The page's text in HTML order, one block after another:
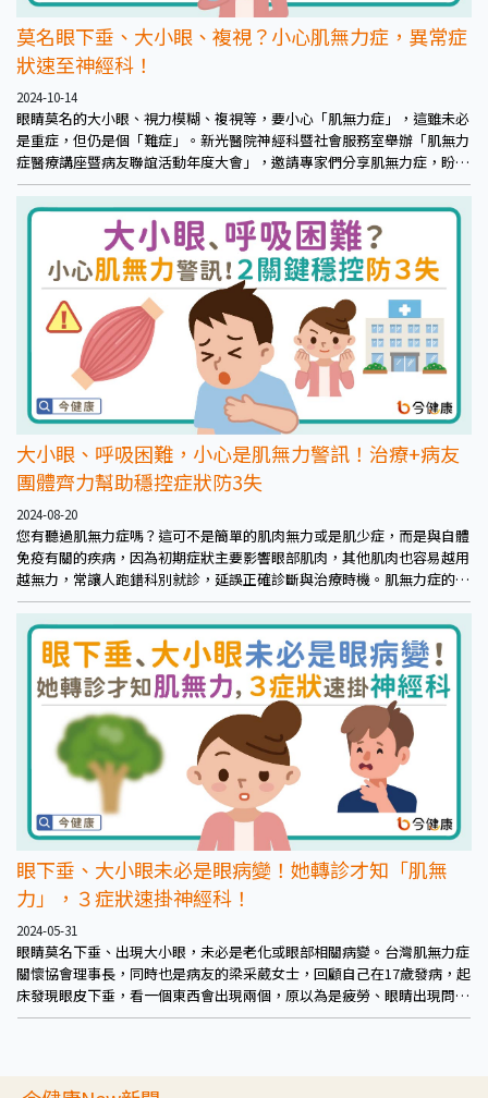
莫名眼下垂、大小眼、複視？小心肌無力症，異常症
狀速至神經科！
2024-10-14
眼睛莫名的大小眼、視力模糊、複視等，要小心「肌無力症」，這雖未必
是重症，但仍是個「難症」。新光醫院神經科暨社會服務室舉辦「肌無力
症醫療講座暨病友聯誼活動年度大會」，邀請專家們分享肌無力症，盼更
多人認識肌無力症，更多病友勇敢尋求幫助、走出新人生。
大小眼、呼吸困難，小心是肌無力警訊！治療+病友
團體齊力幫助穩控症狀防3失
2024-08-20
您有聽過肌無力症嗎？這可不是簡單的肌肉無力或是肌少症，而是與自體
免疫有關的疾病，因為初期症狀主要影響眼部肌肉，其他肌肉也容易越用
越無力，常讓人跑錯科別就診，延誤正確診斷與治療時機。肌無力症的症
狀除了可能干擾生活起居，病友也容易伴隨憂鬱、焦慮等心理問題，因此
如何給予正確治療以及心靈支持成為面對肌無力的重要關鍵。
眼下垂、大小眼未必是眼病變！她轉診才知「肌無
力」，３症狀速掛神經科！
2024-05-31
眼睛莫名下垂、出現大小眼，未必是老化或眼部相關病變。台灣肌無力症
關懷協會理事長，同時也是病友的梁采葳女士，回顧自己在17歲發病，起
床發現眼皮下垂，看一個東西會出現兩個，原以為是疲勞、眼睛出現問
題，至眼科檢查，幾年後轉診至神經內科才發現是罕病「重症肌無力」。